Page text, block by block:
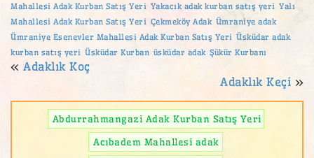
Mahallesi Adak Kurban Satış Yeri Yakacık adak kurban satış yeri Yalı
Mahallesi Adak Kurban Satış Yeri Çekmeköy Adak Ümraniye adak
Ümraniye Esenevler Mahallesi Adak Kurban Satış Yeri Üsküdar adak
kurban satış yeri Üsküdar Kurban üsküdar adak Şükür Kurbanı
« Adaklık Koç
Adaklık Keçi »
Abdurrahmangazi Adak Kurban Satış Yeri
Acıbadem Mahallesi adak